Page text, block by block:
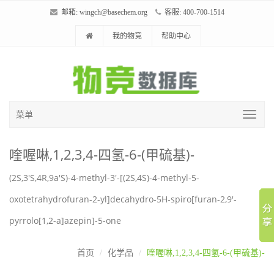
邮箱: wingch@basechem.org 客服: 400-700-1514
我的物竞 帮助中心
菜单
喹喔啉,1,2,3,4-四氢-6-(甲硫基)-
(2S,3'S,4R,9a'S)-4-methyl-3'-[(2S,4S)-4-methyl-5-
oxotetrahydrofuran-2-yl]decahydro-5H-spiro[furan-2,9'-
pyrrolo[1,2-a]azepin]-5-one
首页 化学品 喹喔啉,1,2,3,4-四氢-6-(甲硫基)-